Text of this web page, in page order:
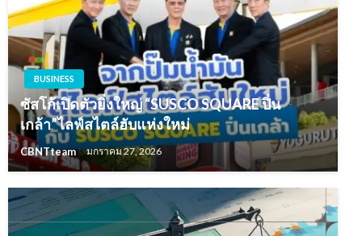
BUSINESS
ซัสโก้เปิดตัวยิ่งใหญ่ “SUSCO SQUARE ปิ่น
เกล้า”ไลฟ์สไตล์ฮับแห่งใหม่
CBNTteam มกราคม 27, 2026